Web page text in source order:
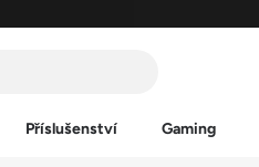
Příslušenství Gaming